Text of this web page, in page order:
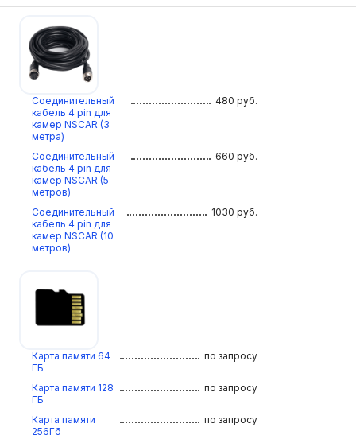
Соединительный
кабель 4 pin для
камер NSCAR (3
метра)
480 руб.
Соединительный
кабель 4 pin для
камер NSCAR (5
метров)
660 руб.
Соединительный
кабель 4 pin для
камер NSCAR (10
метров)
1030 руб.
Карта памяти 64
ГБ
по запросу
Карта памяти 128
ГБ
по запросу
Карта памяти
256Гб
по запросу